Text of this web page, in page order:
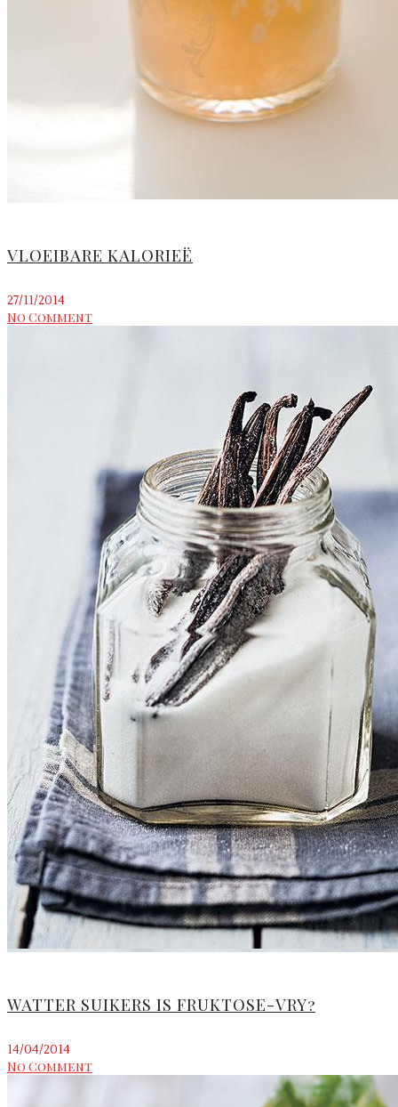
VLOEIBARE KALORIEË
27/11/2014
No Comment
WATTER SUIKERS IS FRUKTOSE-VRY?
14/04/2014
No Comment